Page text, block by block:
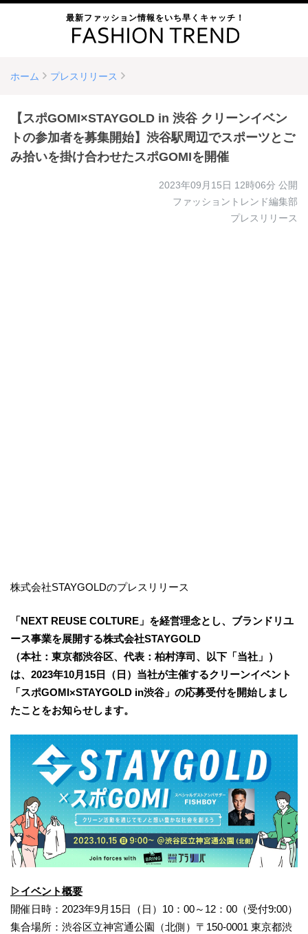
最新ファッション情報をいち早くキャッチ！
ホーム プレスリリース
【スポGOMI×STAYGOLD in 渋谷 クリーンイベン
トの参加者を募集開始】渋谷駅周辺でスポーツとご
み拾いを掛け合わせたスポGOMIを開催
2023年09月15日 12時06分 公開
ファッショントレンド編集部
プレスリリース
株式会社STAYGOLDのプレスリリース
「NEXT REUSE COLTURE」を経営理念とし、ブランドリユ
ース事業を展開する株式会社STAYGOLD
（本社：東京都渋谷区、代表：柏村淳司、以下「当社」）
は、2023年10月15日（日）当社が主催するクリーンイベント
「スポGOMI×STAYGOLD in渋谷」の応募受付を開始しまし
たことをお知らせします。
▷イベント概要
開催日時：2023年9月15日（日）10：00～12：00（受付9:00）
集合場所：渋谷区立神宮通公園（北側）〒150-0001 東京都渋